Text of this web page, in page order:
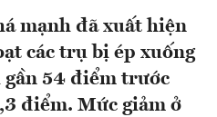
mạnh đã xuất hiện
các trụ bị ép xuống
gần 54 điểm trước
điểm. Mức giảm ở